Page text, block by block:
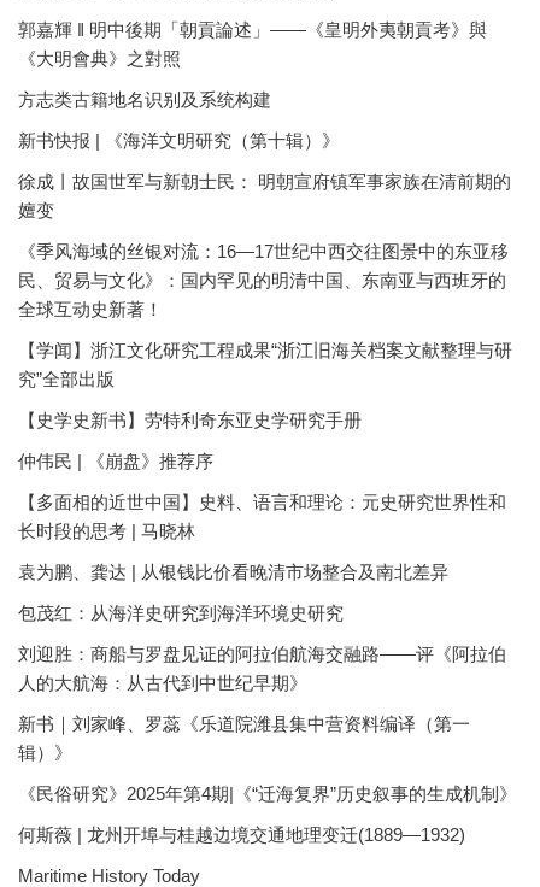
郭嘉輝 ‖ 明中後期「朝貢論述」——《皇明外夷朝貢考》與
《大明會典》之對照
方志类古籍地名识别及系统构建
新书快报 | 《海洋文明研究（第十辑）》
徐成丨故国世军与新朝士民： 明朝宣府镇军事家族在清前期的
嬗变
《季风海域的丝银对流：16—17世纪中西交往图景中的东亚移
民、贸易与文化》：国内罕见的明清中国、东南亚与西班牙的
全球互动史新著！
【学闻】浙江文化研究工程成果“浙江旧海关档案文献整理与研
究”全部出版
【史学史新书】劳特利奇东亚史学研究手册
仲伟民 | 《崩盘》推荐序
【多面相的近世中国】史料、语言和理论：元史研究世界性和
长时段的思考 | 马晓林
袁为鹏、龚达 | 从银钱比价看晚清市场整合及南北差异
包茂红：从海洋史研究到海洋环境史研究
刘迎胜：商船与罗盘见证的阿拉伯航海交融路——评《阿拉伯
人的大航海：从古代到中世纪早期》
新书｜刘家峰、罗蕊《乐道院潍县集中营资料编译（第一
辑）》
《民俗研究》2025年第4期|《“迁海复界”历史叙事的生成机制》
何斯薇 | 龙州开埠与桂越边境交通地理变迁(1889—1932)
Maritime History Today